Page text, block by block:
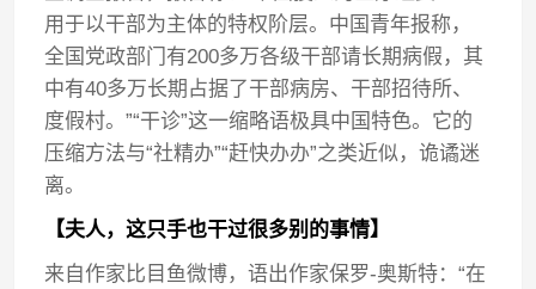
用于以干部为主体的特权阶层。中国青年报称，
全国党政部门有200多万各级干部请长期病假，其
中有40多万长期占据了干部病房、干部招待所、
度假村。”“干诊”这一缩略语极具中国特色。它的
压缩方法与“社精办”“赶快办办”之类近似，诡谲迷
离。
【夫人，这只手也干过很多别的事情】
来自作家比目鱼微博，语出作家保罗-奥斯特：“在